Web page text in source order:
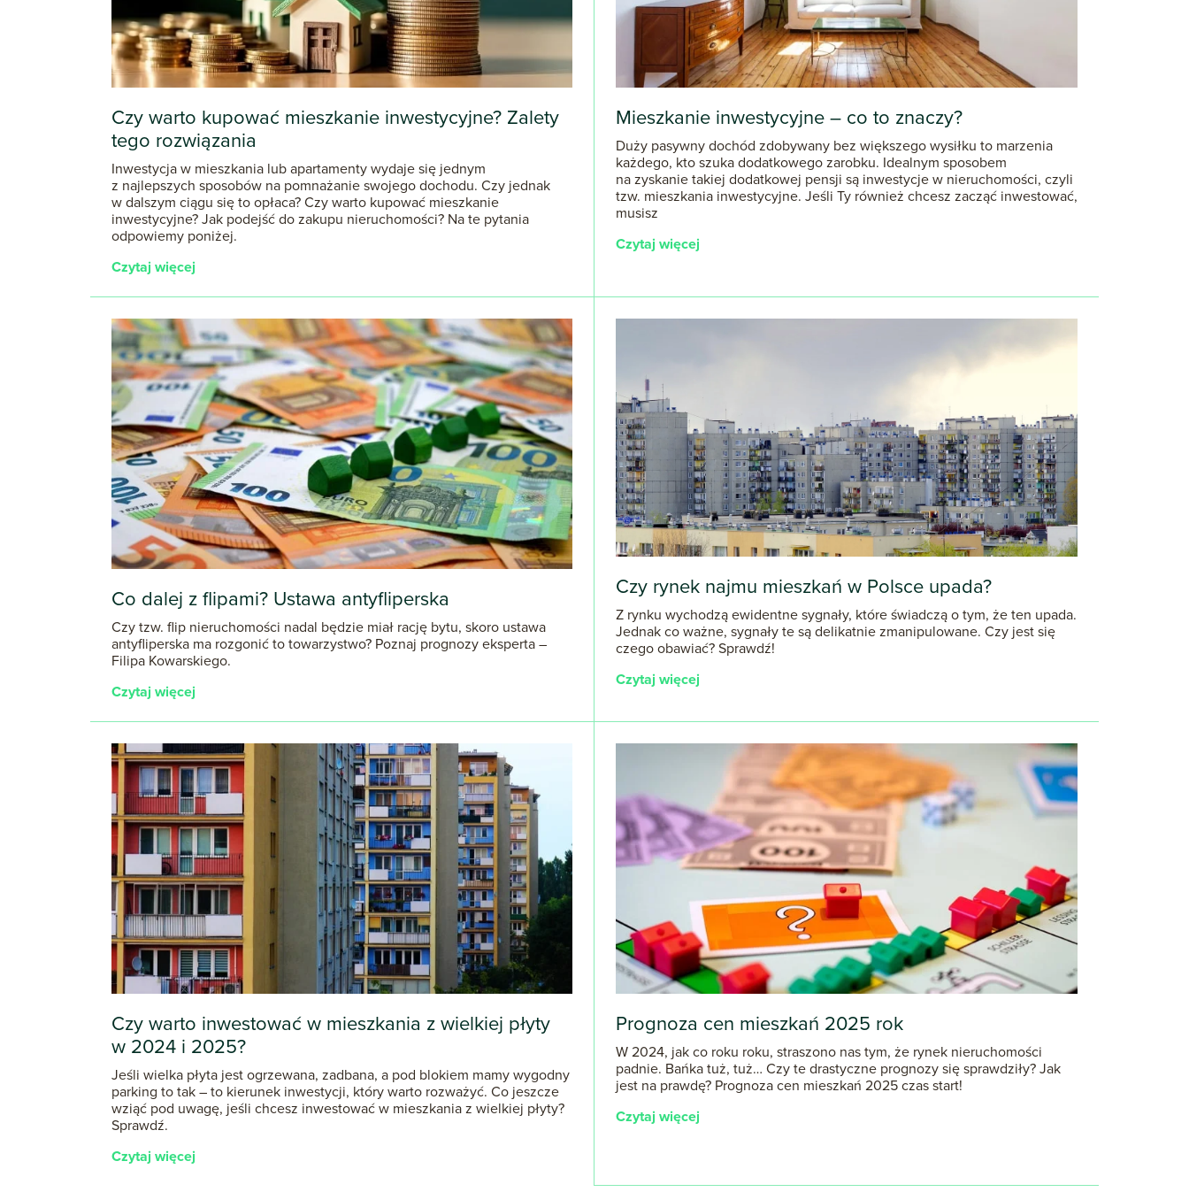
Czy warto kupować mieszkanie inwestycyjne? Zalety
tego rozwiązania
Inwestycja w mieszkania lub apartamenty wydaje się jednym
z najlepszych sposobów na pomnażanie swojego dochodu. Czy jednak
w dalszym ciągu się to opłaca? Czy warto kupować mieszkanie
inwestycyjne? Jak podejść do zakupu nieruchomości? Na te pytania
odpowiemy poniżej.
Czytaj więcej
Mieszkanie inwestycyjne – co to znaczy?
Duży pasywny dochód zdobywany bez większego wysiłku to marzenia
każdego, kto szuka dodatkowego zarobku. Idealnym sposobem
na zyskanie takiej dodatkowej pensji są inwestycje w nieruchomości, czyli
tzw. mieszkania inwestycyjne. Jeśli Ty również chcesz zacząć inwestować,
musisz
Czytaj więcej
Co dalej z flipami? Ustawa antyfliperska
Czy tzw. flip nieruchomości nadal będzie miał rację bytu, skoro ustawa
antyfliperska ma rozgonić to towarzystwo? Poznaj prognozy eksperta –
Filipa Kowarskiego.
Czytaj więcej
Czy rynek najmu mieszkań w Polsce upada?
Z rynku wychodzą ewidentne sygnały, które świadczą o tym, że ten upada.
Jednak co ważne, sygnały te są delikatnie zmanipulowane. Czy jest się
czego obawiać? Sprawdź!
Czytaj więcej
Czy warto inwestować w mieszkania z wielkiej płyty
w 2024 i 2025?
Jeśli wielka płyta jest ogrzewana, zadbana, a pod blokiem mamy wygodny
parking to tak – to kierunek inwestycji, który warto rozważyć. Co jeszcze
wziąć pod uwagę, jeśli chcesz inwestować w mieszkania z wielkiej płyty?
Sprawdź.
Czytaj więcej
Prognoza cen mieszkań 2025 rok
W 2024, jak co roku roku, straszono nas tym, że rynek nieruchomości
padnie. Bańka tuż, tuż… Czy te drastyczne prognozy się sprawdziły? Jak
jest na prawdę? Prognoza cen mieszkań 2025 czas start!
Czytaj więcej